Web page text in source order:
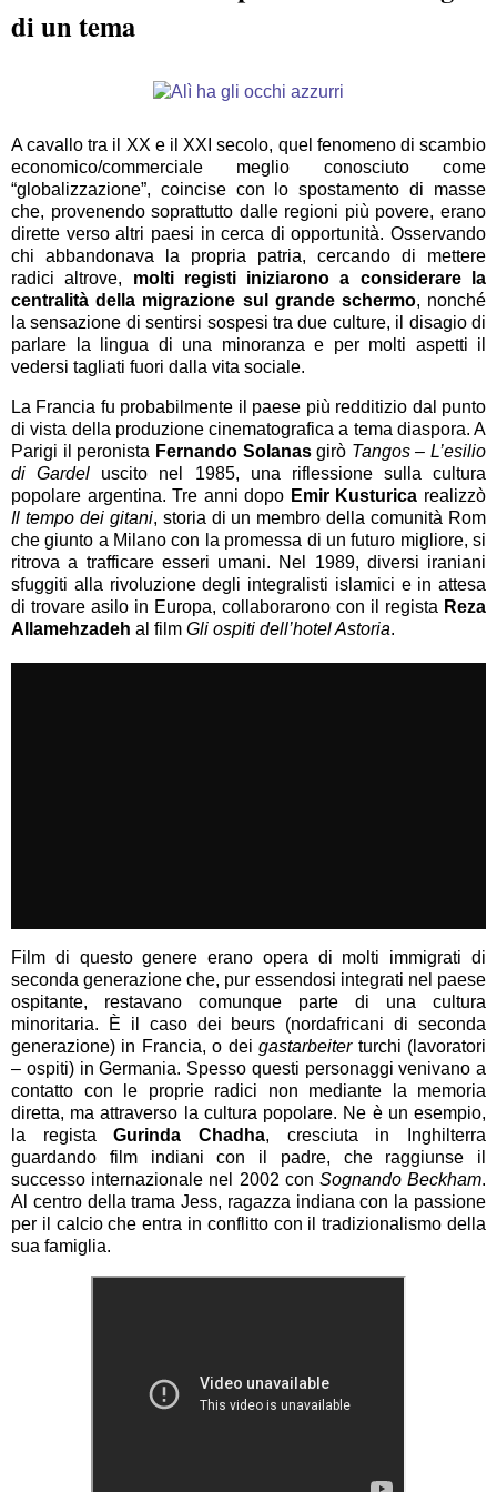
di un tema
A cavallo tra il XX e il XXI secolo, quel fenomeno di scambio
economico/commerciale meglio conosciuto come
“globalizzazione”, coincise con lo spostamento di masse
che, provenendo soprattutto dalle regioni più povere, erano
dirette verso altri paesi in cerca di opportunità. Osservando
chi abbandonava la propria patria, cercando di mettere
radici altrove, molti registi iniziarono a considerare la
centralità della migrazione sul grande schermo, nonché
la sensazione di sentirsi sospesi tra due culture, il disagio di
parlare la lingua di una minoranza e per molti aspetti il
vedersi tagliati fuori dalla vita sociale.
La Francia fu probabilmente il paese più redditizio dal punto
di vista della produzione cinematografica a tema diaspora. A
Parigi il peronista Fernando Solanasgirò Tangos – L’esilio
di Gardel uscito nel 1985, una riflessione sulla cultura
popolare argentina. Tre anni dopo Emir Kusturica realizzò
Il tempo dei gitani, storia di un membro della comunità Rom
che giunto a Milano con la promessa di un futuro migliore, si
ritrova a trafficare esseri umani. Nel 1989, diversi iraniani
sfuggiti alla rivoluzione degli integralisti islamici e in attesa
di trovare asilo in Europa, collaborarono con il regista Reza
Allamehzadeh al film Gli ospiti dell’hotel Astoria.
Film di questo genere erano opera di molti immigrati di
seconda generazione che, pur essendosi integrati nel paese
ospitante, restavano comunque parte di una cultura
minoritaria. È il caso dei beurs (nordafricani di seconda
generazione) in Francia, o deigastarbeiterturchi (lavoratori
– ospiti) in Germania. Spesso questi personaggi venivano a
contatto con le proprie radici non mediante la memoria
diretta, ma attraverso la cultura popolare. Ne è un esempio,
la registaGurinda Chadha, cresciuta in Inghilterra
guardando film indiani con il padre, che raggiunse il
successo internazionale nel 2002 con Sognando Beckham.
Al centro della trama Jess, ragazza indiana con la passione
per il calcio che entra in conflitto con il tradizionalismo della
sua famiglia.